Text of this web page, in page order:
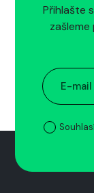
Přihlašte
zašleme